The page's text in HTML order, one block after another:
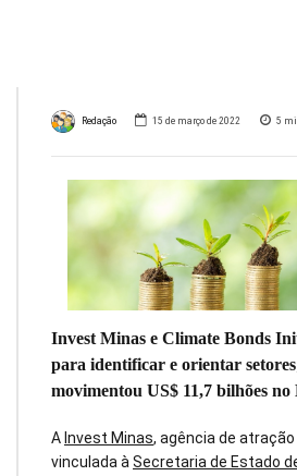
Redação 15 de março de 2022 5
Invest Minas e Climate Bonds
para identificar e orientar
movimentou US$ 11,7 bilhões no
A Invest Minas, agência de
vinculada àSecretaria de Estado